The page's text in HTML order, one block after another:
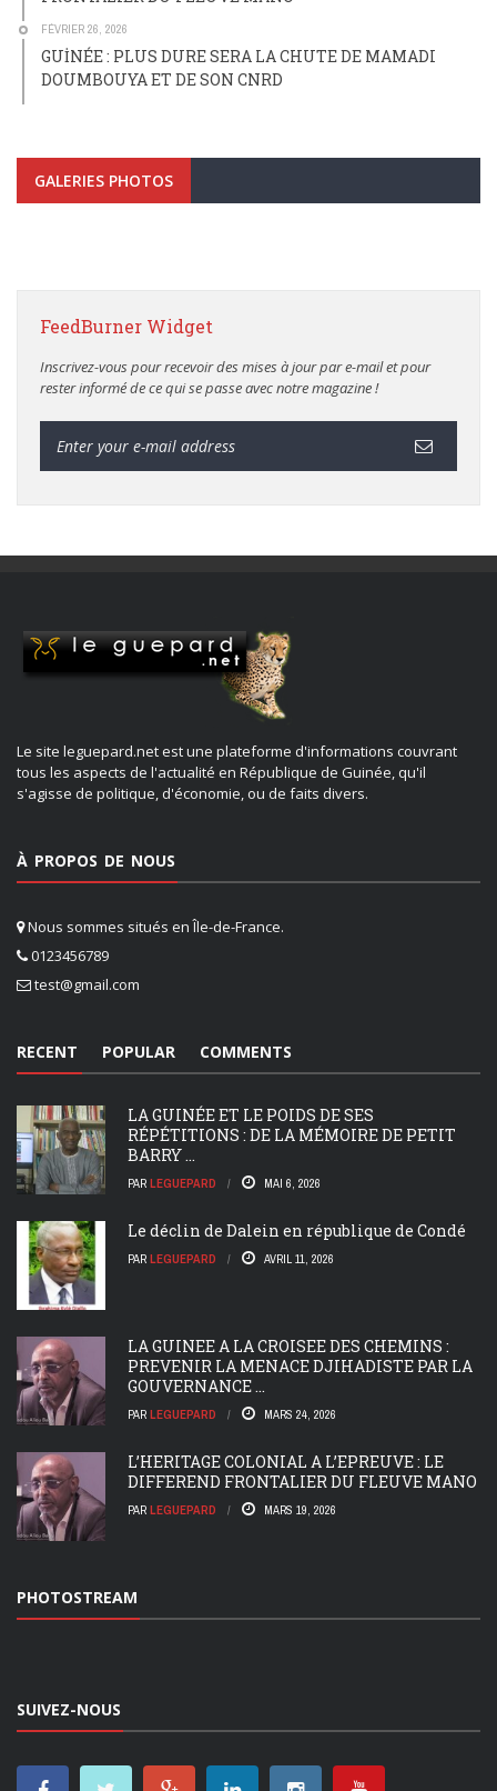
FÉVRIER 26, 2026
GUİNÉE : PLUS DURE SERA LA CHUTE DE MAMADI
DOUMBOUYA ET DE SON CNRD
GALERIES PHOTOS
FeedBurner Widget
Inscrivez-vous pour recevoir des mises à jour par e-mail et pour
rester informé de ce qui se passe avec notre magazine !
Le site leguepard.net est une plateforme d'informations couvrant
tous les aspects de l'actualité en République de Guinée, qu'il
s'agisse de politique, d'économie, ou de faits divers.
À PROPOS DE NOUS
Nous sommes situés en Île-de-France.
0123456789
test@gmail.com
RECENT POPULAR COMMENTS
LA GUINÉE ET LE POIDS DE SES
RÉPÉTITIONS : DE LA MÉMOIRE DE PETIT
BARRY ...
PAR LEGUEPARD MAI 6, 2026
Le déclin de Dalein en république de Condé
PAR LEGUEPARD AVRIL 11, 2026
LA GUINEE A LA CROISEE DES CHEMINS :
PREVENIR LA MENACE DJIHADISTE PAR LA
GOUVERNANCE ...
PAR LEGUEPARD MARS 24, 2026
L’HERITAGE COLONIAL A L’EPREUVE : LE
DIFFEREND FRONTALIER DU FLEUVE MANO
PAR LEGUEPARD MARS 19, 2026
PHOTOSTREAM
SUIVEZ-NOUS